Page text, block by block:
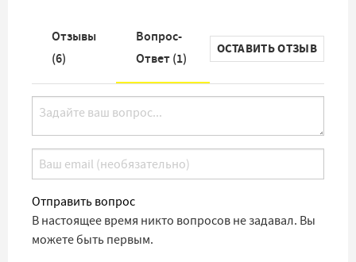
Отзывы
(6)
Вопрос-
Ответ (1)
ОСТАВИТЬ ОТЗЫВ
Отправить вопрос
В настоящее время никто вопросов не задавал. Вы
можете быть первым.